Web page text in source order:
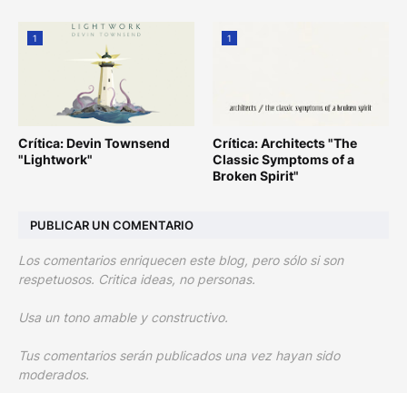
1
Crítica: Devin Townsend
"Lightwork"
1
Crítica: Architects "The
Classic Symptoms of a
Broken Spirit"
PUBLICAR UN COMENTARIO
Los comentarios enriquecen este blog, pero sólo si son
respetuosos. Critica ideas, no personas.
Usa un tono amable y constructivo.
Tus comentarios serán publicados una vez hayan sido
moderados.